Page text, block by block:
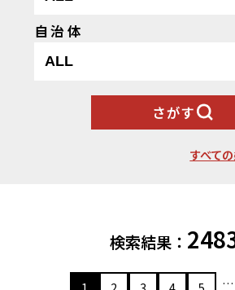
調味料・油
旅行
北海道エリア
札幌市（北海道）千歳市（北海道
小樽市（北海道
東北エリア
塩竈市（宮城県）
自治体
さがす
すべて
検索結果：
…